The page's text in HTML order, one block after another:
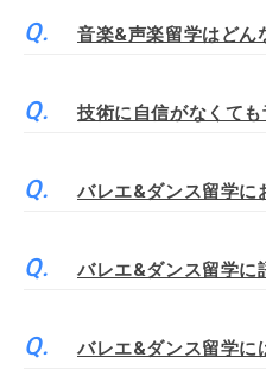
音楽&声楽留学はどん
技術に自信がなくて
バレエ&ダンス留学に
バレエ&ダンス留学に
バレエ&ダンス留学に